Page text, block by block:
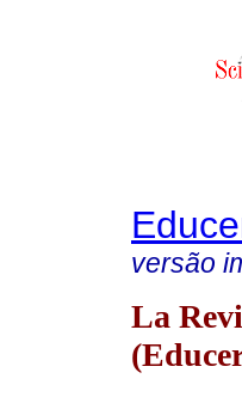
versão
La